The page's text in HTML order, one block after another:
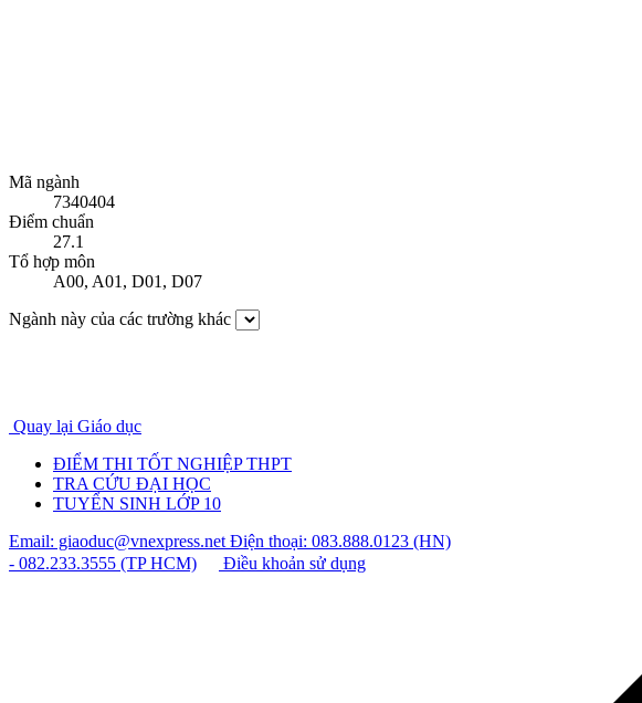
Mã ngành
7340404
Điểm chuẩn
27.1
Tổ hợp môn
A00, A01, D01, D07
Ngành này của các trường khác
Quay lại Giáo dục
ĐIỂM THI TỐT NGHIỆP THPT
TRA CỨU ĐẠI HỌC
TUYỂN SINH LỚP 10
Email: giaoduc@vnexpress.netĐiện thoại: 083.888.0123 (HN)
- 082.233.3555 (TP HCM)
Điều khoản sử dụng